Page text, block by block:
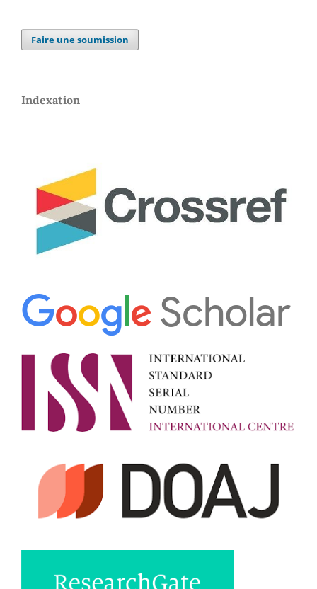
Faire une soumission
Indexation